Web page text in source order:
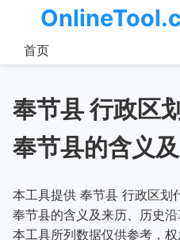
首页
奉节县的含义及
本工具提供 奉节县 行政区划
奉节县的含义及来历、历史
本工具所列数据仅供参考，